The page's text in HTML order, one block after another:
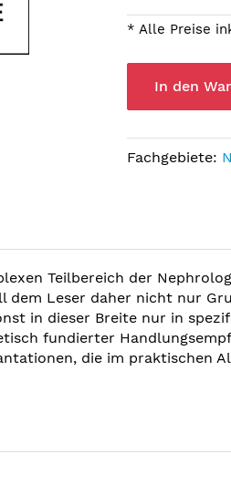
* Alle Preise
In den
Fachgebiete:
Teilbereich der
Leser daher nicht nur
in dieser Breite nur in
fundierter
die im praktischen